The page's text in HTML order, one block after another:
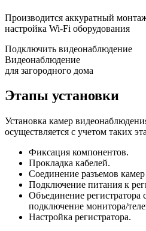
Производится аккуратный
настройка Wi-Fi оборудования
Подключить видеонаблюдение
Видеонаблюдение
для загородного дома
Этапы установки
Установка камер
осуществляется с учетом таких
Фиксация компонентов.
Прокладка кабелей.
Соединение разъемов
Подключение питания к
Объединение регистратора
подключение монитора/
Настройка регистратора.